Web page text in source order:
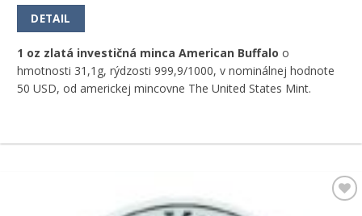
DETAIL
1 oz zlatá investičná minca American Buffalo o
hmotnosti 31,1g, rýdzosti 999,9/1000, v nominálnej hodnote
50 USD, od americkej mincovne The United States Mint.